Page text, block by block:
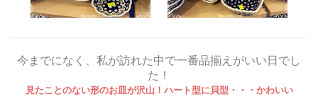
今までになく、私が訪れた中で一番品揃えがいい日でし
た！
見たことのない形のお皿が沢山！ハート型に貝型・・・かわいい